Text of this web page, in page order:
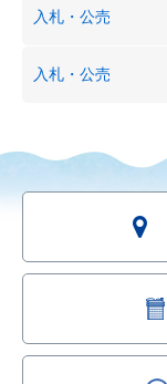
入札・公売
入札・公売